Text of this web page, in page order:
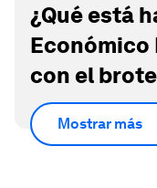
¿Qué está
Económico
con el
Mostrar más